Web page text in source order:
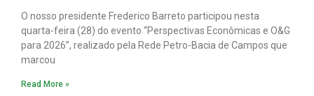
O nosso presidente Frederico Barreto participou nesta
quarta-feira (28) do evento “Perspectivas Econômicas e O&G
para 2026”, realizado pela Rede Petro-Bacia de Campos que
marcou
Read More »